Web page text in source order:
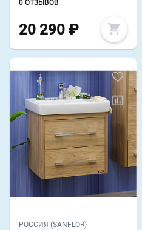
0 ОТЗЫВОВ
20 290 ₽
РОССИЯ (SANFLOR)